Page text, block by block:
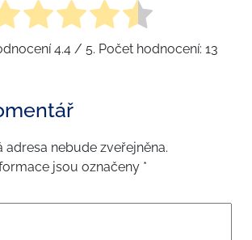
4.4/ 5. Počet hodnocení: 13
adresa nebude zveřejněna.
jsou označeny *